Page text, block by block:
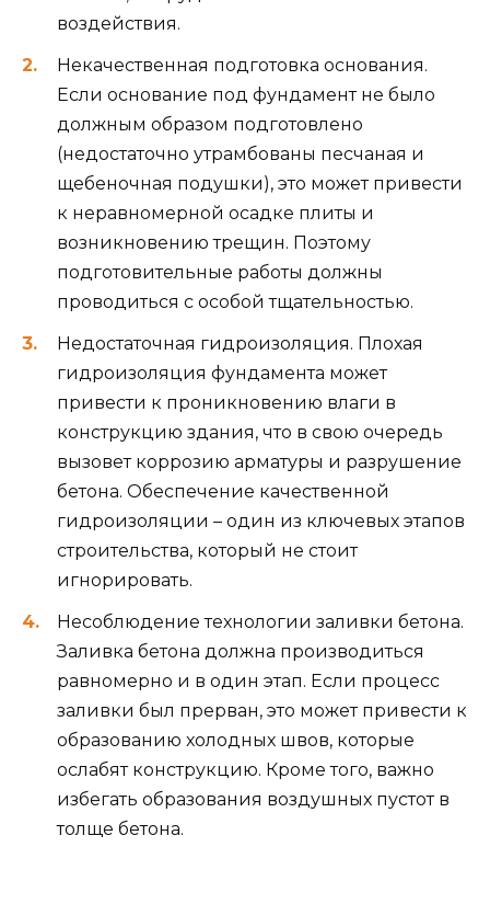
воздействия.
Некачественная подготовка основания.
Если основание под фундамент не было
должным образом подготовлено
(недостаточно утрамбованы песчаная и
щебеночная подушки), это может привести
к неравномерной осадке плиты и
возникновению трещин. Поэтому
подготовительные работы должны
проводиться с особой тщательностью.
Недостаточная гидроизоляция. Плохая
гидроизоляция фундамента может
привести к проникновению влаги в
конструкцию здания, что в свою очередь
вызовет коррозию арматуры и разрушение
бетона. Обеспечение качественной
гидроизоляции – один из ключевых этапов
строительства, который не стоит
игнорировать.
Несоблюдение технологии заливки бетона.
Заливка бетона должна производиться
равномерно и в один этап. Если процесс
заливки был прерван, это может привести к
образованию холодных швов, которые
ослабят конструкцию. Кроме того, важно
избегать образования воздушных пустот в
толще бетона.